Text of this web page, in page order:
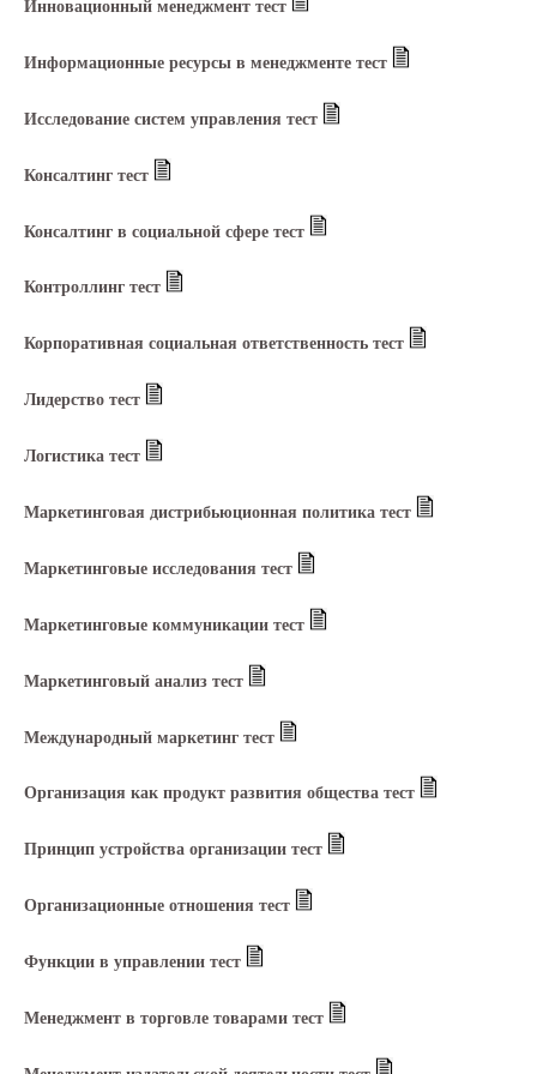
Инновационный менеджмент тест
Информационные ресурсы в менеджменте тест
Исследование систем управления тест
Консалтинг тест
Консалтинг в социальной сфере тест
Контроллинг тест
Корпоративная социальная ответственность тест
Лидерство тест
Логистика тест
Маркетинговая дистрибьюционная политика тест
Маркетинговые исследования тест
Маркетинговые коммуникации тест
Маркетинговый анализ тест
Международный маркетинг тест
Организация как продукт развития общества тест
Принцип устройства организации тест
Организационные отношения тест
Функции в управлении тест
Менеджмент в торговле товарами тест